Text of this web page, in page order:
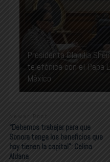
Presidenta Claudia
telefónica con el Papa
México
Newer Post
“Debemos trabajar para que
Sonora tenga los beneficios que
hoy tienen la capital”: Celina
Aldana